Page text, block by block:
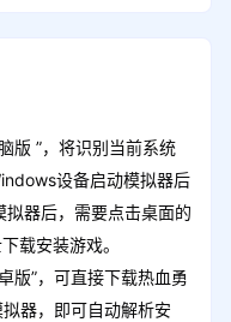
版 ”，将识别当前系统
设备启动模拟器后
器后，需要点击桌面的
载安装游戏。
版”，可直接下载热血勇
器，即可自动解析安